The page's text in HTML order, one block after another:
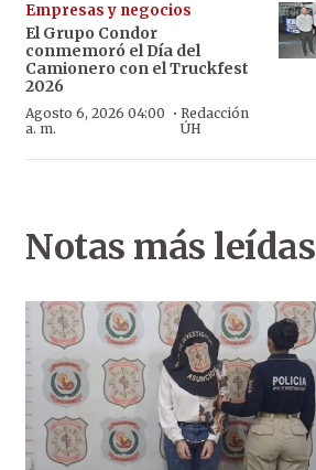
Empresas y negocios
El Grupo Condor
conmemoró el Día del
Camionero con el Truckfest
2026
Agosto 6, 2026 04:00
a. m.
· Redacción
ÚH
Notas más leídas